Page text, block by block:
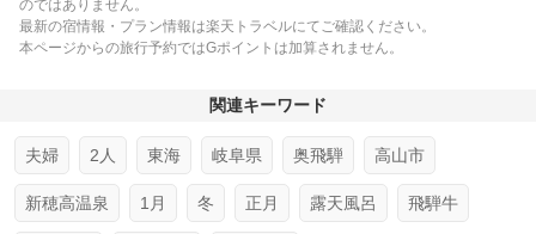
のではありません。
最新の宿情報・プラン情報は楽天トラベルにてご確認ください。
本ページからの旅行予約ではGポイントは加算されません。
関連キーワード
夫婦 2人 東海 岐阜県 奥飛騨 高山市
新穂高温泉 1月 冬 正月 露天風呂 飛騨牛